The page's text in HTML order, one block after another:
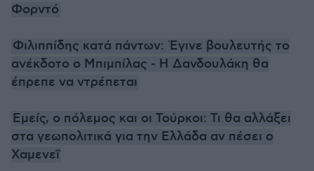
Φορντό
Φιλιππίδης κατά πάντων: Έγινε βουλευτής το
ανέκδοτο ο Μπιμπίλας - Η Δανδουλάκη θα
έπρεπε να ντρέπεται
Εμείς, ο πόλεμος και οι Τούρκοι: Τι θα αλλάξει
στα γεωπολιτικά για την Ελλάδα αν πέσει ο
Χαμενεΐ